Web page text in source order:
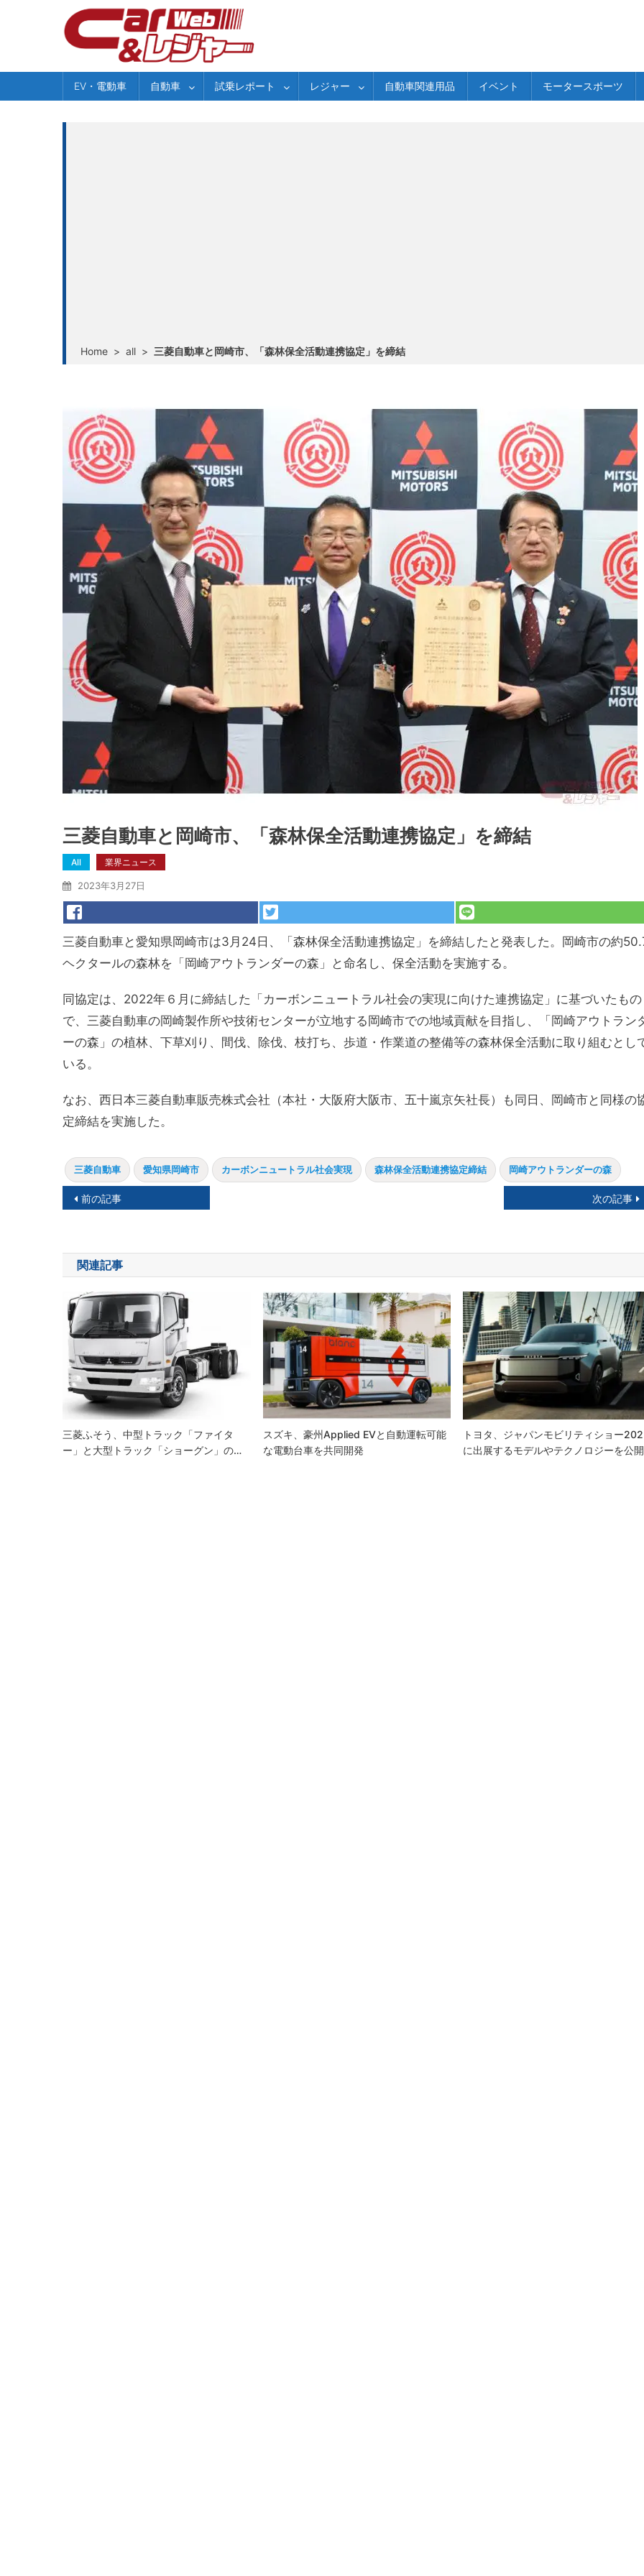
EV・電動車 自動車 試乗レポート レジャー 自動車関連用品 イベント モータースポーツ
Home > all > 三菱自動車と岡崎市、「森林保全活動連携協定」を締結
三菱自動車と岡崎市、「森林保全活動連携協定」を締結
All 業界ニュース
2023年3月27日
三菱自動車と愛知県岡崎市は3月24日、「森林保全活動連携協定」を締結したと発表した。岡崎市の約
ヘクタールの森林を「岡崎アウトランダーの森」と命名し、保全活動を実施する。
同協定は、2022年６月に締結した「カーボンニュートラル社会の実現に向けた連携協定」に基づいたもの
で、三菱自動車の岡崎製作所や技術センターが立地する岡崎市での地域貢献を目指し、「岡崎アウトラン
ーの森」の植林、下草刈り、間伐、除伐、枝打ち、歩道・作業道の整備等の森林保全活動に取り組むとし
いる。
なお、西日本三菱自動車販売株式会社（本社・大阪府大阪市、五十嵐京矢社長）も同日、岡崎市と同様の
定締結を実施した。
三菱自動車 愛知県岡崎市 カーボンニュートラル社会実現 森林保全活動連携協定締結 岡崎アウトランダーの森
投
ナ
ビ
ゲ
ー
シ
ョ
ン
前の記事 次の記事
関連記事
三菱ふそう、中型トラック「ファイタ
ー」と大型トラック「ショーグン」の…
スズキ、豪州Applied EVと自動運転可能
な電動台車を共同開発
トヨタ、ジャパンモビリティショー
に出展するモデルやテクノロジーを公開